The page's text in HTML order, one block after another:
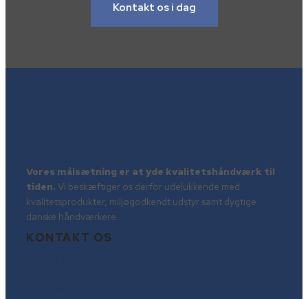
Kontakt os i dag
Vores målsætning er at yde kvalitetshåndværk til
tiden. Vi beskæftiger os derfor udelukkende med
kvalitetsprodukter, miljøgodkendt udstyr samt dygtige
danske håndværkere.
KONTAKT OS